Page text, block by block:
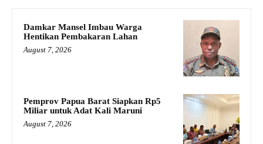
Damkar Mansel Imbau Warga
Hentikan Pembakaran Lahan
August 7, 2026
Pemprov Papua Barat Siapkan Rp5
Miliar untuk Adat Kali Maruni
August 7, 2026